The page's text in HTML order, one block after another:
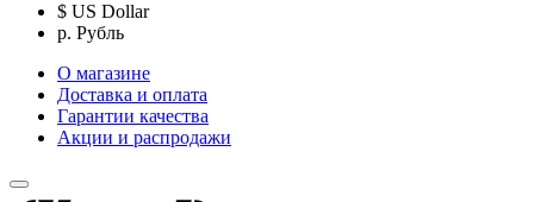
$ US Dollar
р. Рубль
О магазине
Доставка и оплата
Гарантии качества
Акции и распродажи